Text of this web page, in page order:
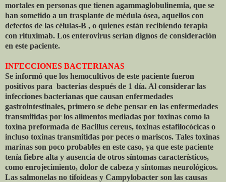
mortales en personas que tienen agammaglobulinemia, que se
han sometido a un trasplante de médula ósea, aquellos con
defectos de las células-B , o quienes están recibiendo terapia
con rituximab. Los enterovirus serían dignos de consideración
en este paciente.
INFECCIONES BACTERIANAS
Se informó que los hemocultivos de este paciente fueron
positivos para bacterias después de 1 día. Al considerar las
infecciones bacterianas que causan enfermedades
gastrointestinales, primero se debe pensar en las enfermedades
transmitidas por los alimentos mediadas por toxinas como la
toxina preformada de Bacillus cereus, toxinas estafilocócicas o
incluso toxinas transmitidas por peces o mariscos. Tales toxinas
marinas son poco probables en este caso, ya que este paciente
tenía fiebre alta y ausencia de otros síntomas característicos,
como enrojecimiento, dolor de cabeza y síntomas neurológicos.
Las salmonelas no tifoideas y Campylobacter son las causas